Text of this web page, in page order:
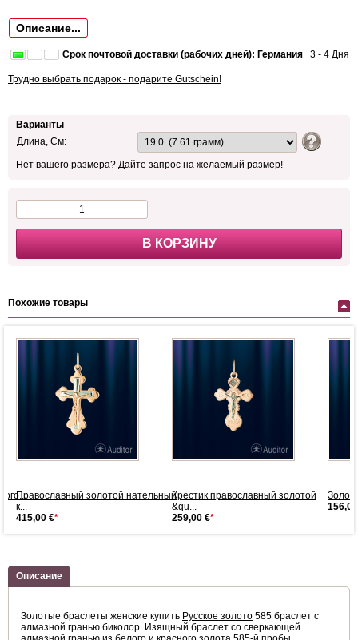
Описание...
Срок почтовой доставки (рабочих дней): Германия 3 - 4 Дня
Трудно выбрать подарок - подарите Gutschein!
Варианты
Длина, См:
Нет вашего размера? Дайте запрос на желаемый размер!
В КОРЗИНУ
Похожие товары
Православный золотой нательный
к...
415,00 €*
Крестик православный золотой
&qu...
259,00 €*
Описание
Золотые браслеты женские купить Русское золото 585 браслет с
алмазной гранью биколор. Изящный браслет со сверкающей